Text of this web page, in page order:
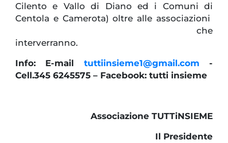
Cilento e Vallo di Diano ed i Comuni di
Centola e Camerota) oltre alle associazioni
che
Info: E-mail tuttiinsieme1@gmail.com -
Cell.345 6245575 – Facebook: tutti insieme
Associazione TUTTiNSIEME
Il Presidente